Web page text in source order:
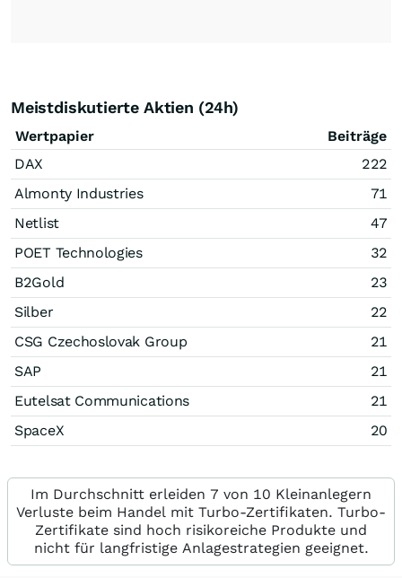
Meistdiskutierte Aktien (24h)
Wertpapier
Beiträge
DAX
222
Almonty Industries
71
Netlist
47
POET Technologies
32
B2Gold
23
Silber
22
CSG Czechoslovak Group
21
SAP
21
Eutelsat Communications
21
SpaceX
20
Im Durchschnitt erleiden 7 von 10 Kleinanlegern
Verluste beim Handel mit Turbo-Zertifikaten. Turbo-
Zertifikate sind hoch risikoreiche Produkte und
nicht für langfristige Anlagestrategien geeignet.